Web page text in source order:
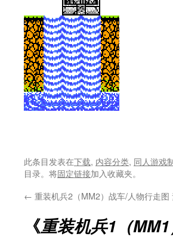
此条目发表在下载, 内容分类, 同人游戏
目录。将固定链接加入收藏夹。
← 重装机兵2（MM2）战车/人物行走图
《重装机兵1（